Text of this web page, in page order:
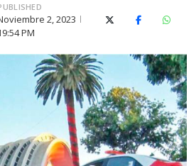
2, 2023
PM
X (Twitter)Facebook